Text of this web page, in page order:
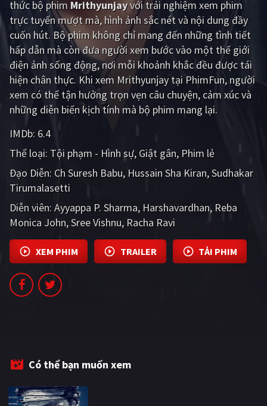
Giật gân Gia đình
Bí ẩn Lịch sử
Viễn Tây Tiểu sử
GameShow DramaTV
QUỐC GIA
Âu - Mỹ Trung Quốc - Hồng Kông
Hàn Quốc Nhật Bản
Tổng hợp
CẬP NHẬT
PHIM MỚI
TUYỂN TẬP PHIM
BLOG
thức bộ phim Mrithyunjayvới trải nghiệm xem phim
trực tuyến mượt mà, hình ảnh sắc nét và nội dung đầy
cuốn hút. Bộ phim không chỉ mang đến những tình tiết
hấp dẫn mà còn đưa người xem bước vào một thế giới
điện ảnh sống động, nơi mỗi khoảnh khắc đều được tái
hiện chân thực. Khi xem Mrithyunjay tại PhimFun, người
xem có thể tận hưởng trọn vẹn câu chuyện, cảm xúc và
những diễn biến kịch tính mà bộ phim mang lại.
IMDb: 6.4
Thể loại: Tội phạm - Hình sự Giật gân Phim lẻ
Đạo Diễn: Ch Suresh Babu Hussain Sha Kiran Sudhakar
Tirumalasetti
Diễn viên: Ayyappa P. Sharma Harshavardhan Reba
Monica John Sree Vishnu Racha Ravi
XEM PHIM TRAILER TẢI PHIM
Có thể bạn muốn xem